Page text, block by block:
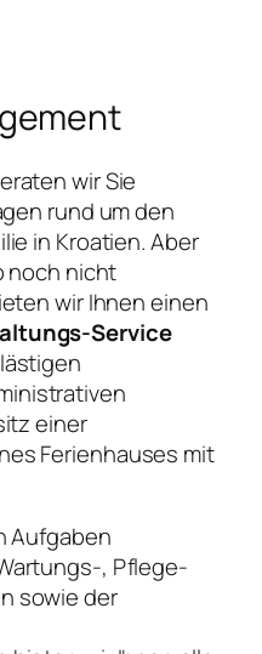
wir Sie
rund um den
in Kroatien. Aber
noch nicht
wir Ihnen einen
Service
einer
Ferienhauses mit
Aufgaben
, Pflege-
sowie der